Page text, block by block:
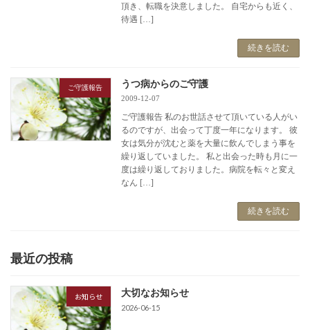
頂き、転職を決意しました。 自宅からも近く、
待遇 […]
続きを読む
ご守護報告 うつ病からのご守護
2009-12-07
ご守護報告 私のお世話させて頂いている人がい
るのですが、出会って丁度一年になります。 彼
女は気分が沈むと薬を大量に飲んでしまう事を
繰り返していました。 私と出会った時も月に一
度は繰り返しておりました。病院を転々と変え
なん […]
続きを読む
最近の投稿
お知らせ 大切なお知らせ
2026-06-15